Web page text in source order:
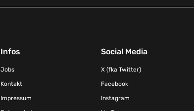
Infos
Jobs
Kontakt
Impressum
Social Media
X (fka Twitter)
Facebook
Instagram